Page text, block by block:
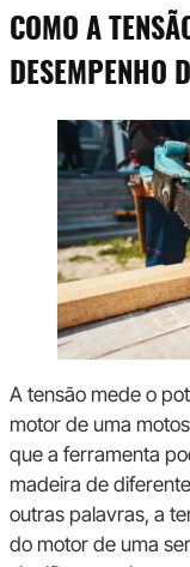
COMO A
DESEMPENHO
A tensão mede o
motor de uma
que a ferramenta
madeira de
outras palavras, a
do motor de uma